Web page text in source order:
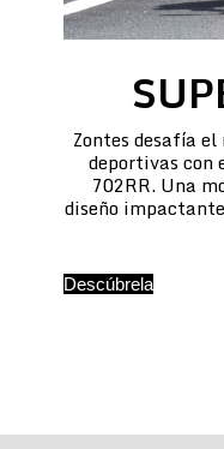
Zontes desafía
deportivas con
702RR. Una
diseño
Descúbrela